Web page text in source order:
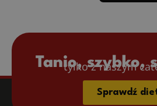
Tanio, szybko,
tylko z naszym
Sprawdź